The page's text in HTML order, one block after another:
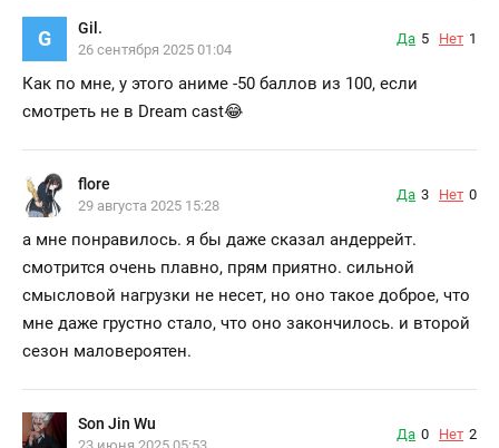
G Gil.
26 сентября 2025 01:04
Да 5 Нет 1
Как по мне, у этого аниме -50 баллов из 100, если
смотреть не в Dream cast😂
flore
29 августа 2025 15:28
Да 3 Нет 0
а мне понравилось. я бы даже сказал андеррейт.
смотрится очень плавно, прям приятно. сильной
смысловой нагрузки не несет, но оно такое доброе, что
мне даже грустно стало, что оно закончилось. и второй
сезон маловероятен.
Son Jin Wu
Да 0 Нет 2